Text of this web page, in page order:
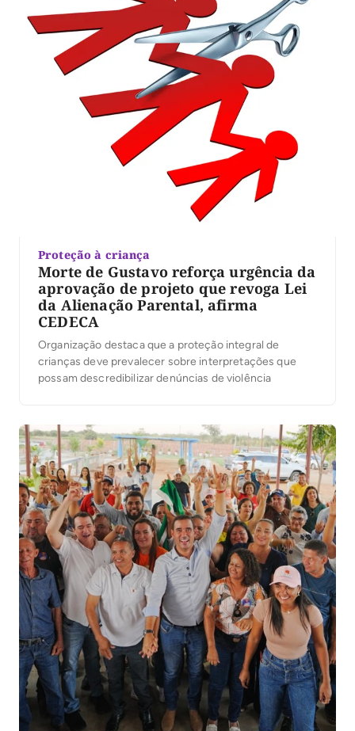
Proteção à criança
Morte de Gustavo reforça urgência da
aprovação de projeto que revoga Lei
da Alienação Parental, afirma
CEDECA
Organização destaca que a proteção integral de
crianças deve prevalecer sobre interpretações que
possam descredibilizar denúncias de violência